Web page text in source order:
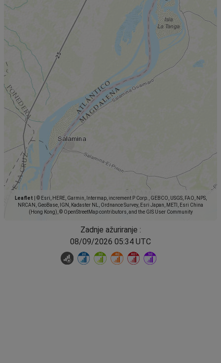
Leaflet
© Esri, HERE, Garmin, Intermap, increment P Corp., GEBCO, USGS, FAO, NPS,
NRCAN, GeoBase, IGN, Kadaster NL, Ordnance Survey, Esri Japan, METI, Esri China
(Hong Kong), © OpenStreetMap contributors, and the GIS User Community
Zadnje ažuriranje :
08/09/2026 05:34 UTC